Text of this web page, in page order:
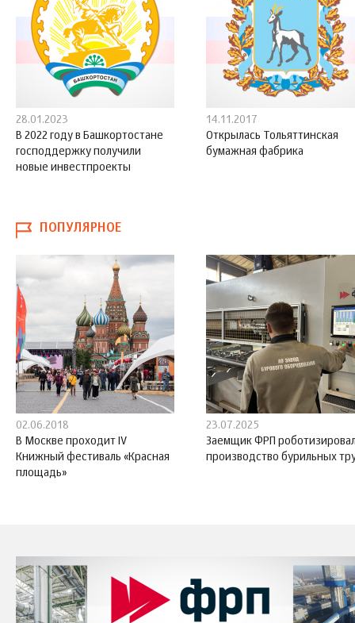
28.01.2023
В 2022 году в Башкортостане
господдержку получили
новые инвестпроекты
14.11.2017
Открылась Тольяттинская
бумажная фабрика
ПОПУЛЯРНОЕ
02.06.2018
В Москве проходит IV
Книжный фестиваль «Красная
площадь»
23.07.2025
Заемщик ФРП
производство бурильных